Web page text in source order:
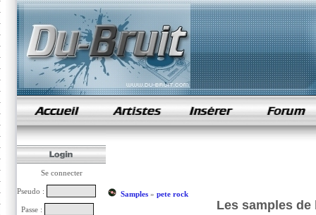
samples de rap
Se connecter
Pseudo :
Passe :
Samples» pete rock
Les samples